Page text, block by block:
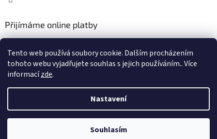
Tento web používá soubory cookie. Dalším procházením
tohoto webu vyjadřujete souhlas s jejich používáním.. Více
informacízde.
Nastavení
Souhlasím
Přijímáme online platby
Copyright 2026Autokoberce-zubri.cz. Všechna práva vyhrazena.
Upravit nastavení cookies